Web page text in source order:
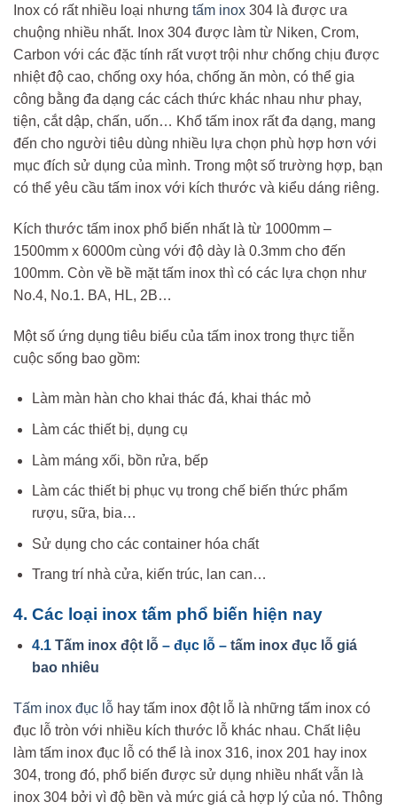
Inox có rất nhiều loại nhưng tấm inox 304 là được ưa
chuộng nhiều nhất. Inox 304 được làm từ Niken, Crom,
Carbon với các đặc tính rất vượt trội như chống chịu được
nhiệt độ cao, chống oxy hóa, chống ăn mòn, có thể gia
công bằng đa dạng các cách thức khác nhau như phay,
tiện, cắt dập, chấn, uốn… Khổ tấm inox rất đa dạng, mang
đến cho người tiêu dùng nhiều lựa chọn phù hợp hơn với
mục đích sử dụng của mình. Trong một số trường hợp, bạn
có thể yêu cầu tấm inox với kích thước và kiểu dáng riêng.
Kích thước tấm inox phổ biến nhất là từ 1000mm –
1500mm x 6000m cùng với độ dày là 0.3mm cho đến
100mm. Còn về bề mặt tấm inox thì có các lựa chọn như
No.4, No.1. BA, HL, 2B…
Một số ứng dụng tiêu biểu của tấm inox trong thực tiễn
cuộc sống bao gồm:
Làm màn hàn cho khai thác đá, khai thác mỏ
Làm các thiết bị, dụng cụ
Làm máng xối, bồn rửa, bếp
Làm các thiết bị phục vụ trong chế biến thức phẩm
rượu, sữa, bia…
Sử dụng cho các container hóa chất
Trang trí nhà cửa, kiến trúc, lan can…
4. Các loại inox tấm phổ biến hiện nay
4.1 Tấm inox đột lỗ– đục lỗ – tấm inox đục lỗ giá
bao nhiêu
Tấm inox đục lỗ hay tấm inox đột lỗ là những tấm inox có
đục lỗ tròn với nhiều kích thước lỗ khác nhau. Chất liệu
làm tấm inox đục lỗ có thể là inox 316, inox 201 hay inox
304, trong đó, phổ biến được sử dụng nhiều nhất vẫn là
inox 304 bởi vì độ bền và mức giá cả hợp lý của nó. Thông